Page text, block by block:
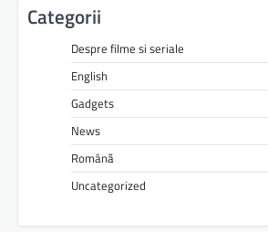
Categorii
Despre filme si seriale
English
Gadgets
News
Română
Uncategorized